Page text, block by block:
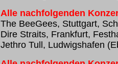
Alle nachfolgenden
The BeeGees, Stuttgart,
Dire Straits, Frankfurt,
Jethro Tull, Ludwigshafen